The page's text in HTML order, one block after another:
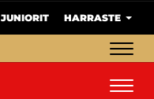
JUNIORIT HARRASTE